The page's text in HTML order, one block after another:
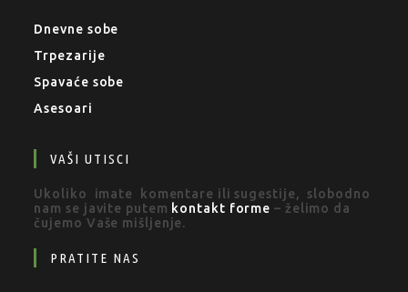
Dnevne sobe
Trpezarije
Spavaće sobe
Asesoari
VAŠI UTISCI
Ukoliko imate komentare ili sugestije, slobodno
nam se javite putem kontakt forme – želimo da
čujemo Vaše mišljenje.
PRATITE NAS